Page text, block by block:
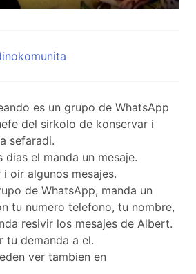
es un grupo de WhatsApp
del sirkolo de konservar i
sefaradi.
dias el manda un mesaje.
oir algunos mesajes.
de WhatsApp, manda un
tu numero telefono, tu nombre,
resivir los mesajes de Albert.
tu demanda a el.
ver tambien en